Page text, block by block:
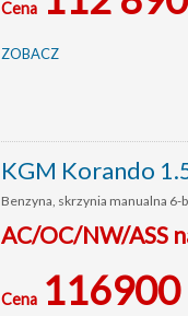
Cena
ZOBACZ
KGM Korando
Benzyna, skrzynia manualna
AC/OC/NW/ASS
Cena 116900